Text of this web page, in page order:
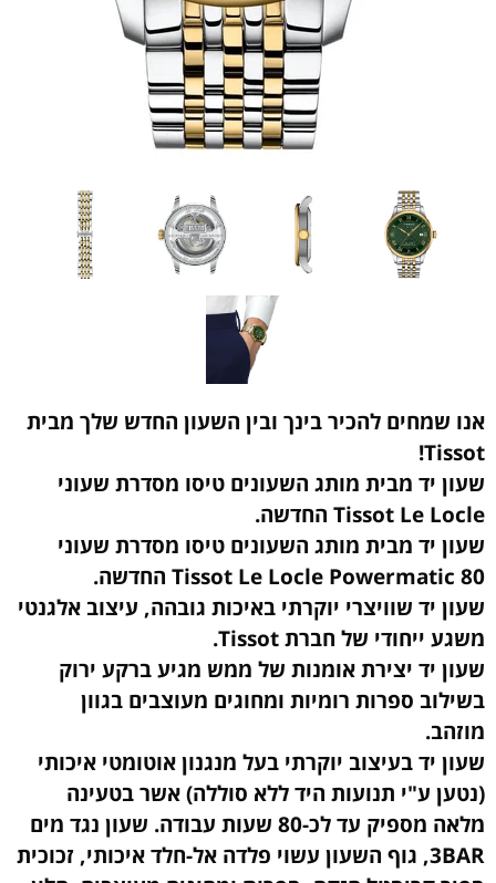
אנו שמחים להכיר בינך ובין השעון החדש שלך מבית
Tissot!
שעון יד מבית מותג השעונים טיסו מסדרת שעוני
Tissot Le Locle החדשה.
שעון יד מבית מותג השעונים טיסו מסדרת שעוני
Tissot Le Locle Powermatic 80 החדשה.
שעון יד שוויצרי יוקרתי באיכות גובהה, עיצוב אלגנטי
משגע ייחודי של חברת Tissot.
שעון יד יצירת אומנות של ממש מגיע ברקע ירוק
בשילוב ספרות רומיות ומחוגים מעוצבים בגוון
מוזהב.
שעון יד בעיצוב יוקרתי בעל מנגנון אוטומטי איכותי
(נטען ע"י תנועות היד ללא סוללה) אשר בטעינה
מלאה מספיק עד לכ-80 שעות עבודה. שעון נגד מים
3BAR, גוף השעון עשוי פלדה אל-חלד איכותי, זכוכית